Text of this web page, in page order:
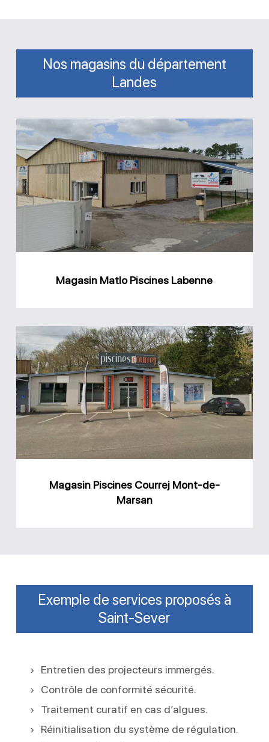
Nos magasins du département
Landes
Magasin
Matlo
Piscines
Labenne
Magasin Matlo Piscines Labenne
Magasin
Piscines
Courrej
Mont-
de-
Magasin Piscines Courrej Mont-de-
Marsan
Exemple de services proposés à
Saint-Sever
Entretien des projecteurs immergés.
Contrôle de conformité sécurité.
Traitement curatif en cas d’algues.
Réinitialisation du système de régulation.